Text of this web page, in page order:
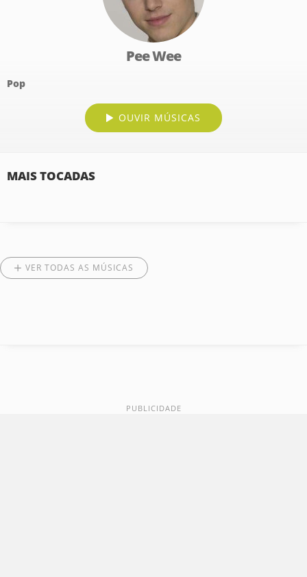
Pee Wee
Pop
OUVIR MÚSICAS
MAIS TOCADAS
VER TODAS AS MÚSICAS